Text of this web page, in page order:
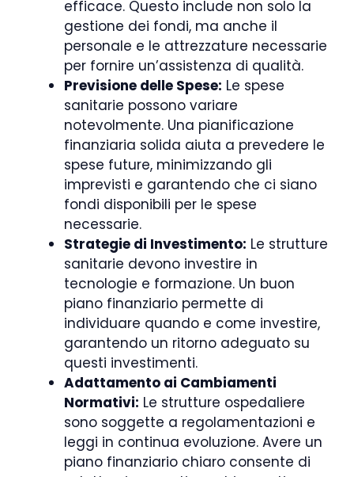
efficace. Questo include non solo la
gestione dei fondi, ma anche il
personale e le attrezzature necessarie
per fornire un’assistenza di qualità.
Previsione delle Spese: Le spese
sanitarie possono variare
notevolmente. Una pianificazione
finanziaria solida aiuta a prevedere le
spese future, minimizzando gli
imprevisti e garantendo che ci siano
fondi disponibili per le spese
necessarie.
Strategie di Investimento: Le strutture
sanitarie devono investire in
tecnologie e formazione. Un buon
piano finanziario permette di
individuare quando e come investire,
garantendo un ritorno adeguato su
questi investimenti.
Adattamento ai Cambiamenti
Normativi: Le strutture ospedaliere
sono soggette a regolamentazioni e
leggi in continua evoluzione. Avere un
piano finanziario chiaro consente di